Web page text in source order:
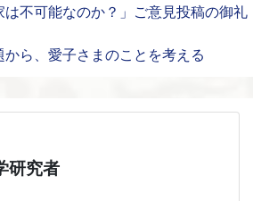
は不可能なのか？」ご意見投稿の御礼
から、愛子さまのことを考える
研究者